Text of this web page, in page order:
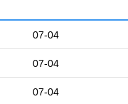
07-04
07-04
07-04